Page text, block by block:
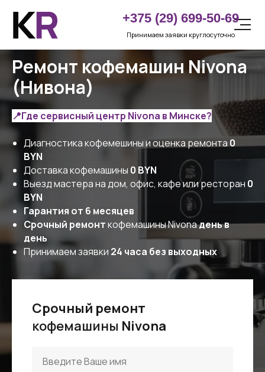
LET'S
GO!
Принимаем заявки круглосуточно
+375 (29) 699-50-69
Ремонт кофемашин Nivona
(Нивона)
📍Где сервисный центр Nivona в Минске?
Диагностика кофемешины и оценка ремонта 0
BYN
Доставка кофемашины 0 BYN
Выезд мастера на дом, офис, кафе или ресторан 0
BYN
Гарантия от 6 месяцев
Срочный ремонткофемашины Nivonaдень в
день
Принимаем заявки 24 часа без выходных
Срочный ремонт
кофемашины Nivona